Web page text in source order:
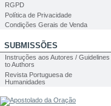
RGPD
Política de Privacidade
Condições Gerais de Venda
SUBMISSÕES
Instruções aos Autores / Guidelines
to Authors
Revista Portuguesa de
Humanidades